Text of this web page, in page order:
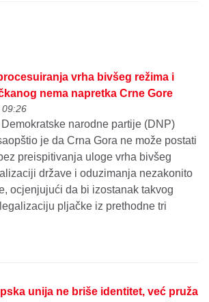
vrha bivšeg režima i
nema napretka Crne Gore
09:26
narodne partije (DNP)
je da Crna Gora ne može postati
preispitivanja uloge vrha bivšeg
države i oduzimanja nezakonito
ocjenjujući da bi izostanak takvog
pljačke iz prethodne tri
unija ne briše identitet, već pruža